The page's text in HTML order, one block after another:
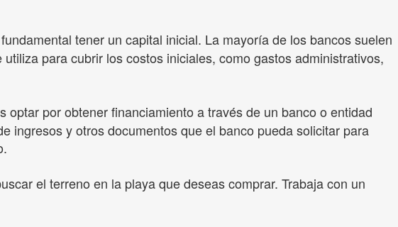
tener un capital inicial. La mayoría de los bancos suelen
para cubrir los costos iniciales, como gastos administrativos,
optar por obtener financiamiento a través de un banco o entidad
ingresos y otros documentos que el banco pueda solicitar para
el terreno en la playa que deseas comprar. Trabaja con un